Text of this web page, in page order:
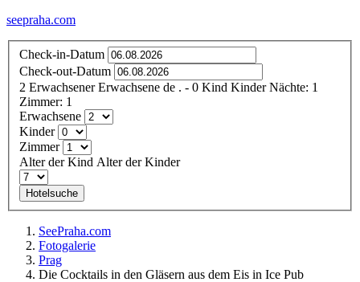
seepraha.com
Check-in-Datum
Check-out-Datum
2 Erwachsener Erwachsene de . - 0 Kind Kinder Nächte: 1
Zimmer: 1
Erwachsene
Kinder
Zimmer
Alter der Kind Alter der Kinder
Hotelsuche
SeePraha.com
Fotogalerie
Prag
Die Cocktails in den Gläsern aus dem Eis in Ice Pub